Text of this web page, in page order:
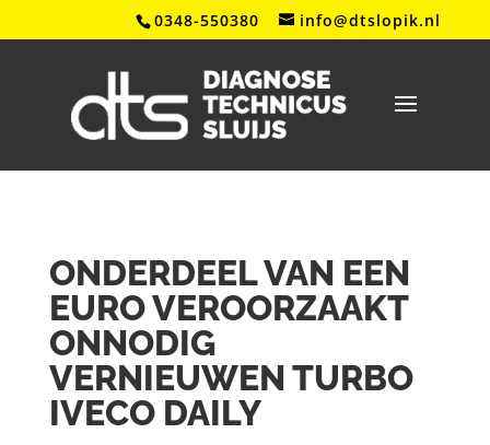
0348-550380 info@dtslopik.nl
ONDERDEEL VAN EEN
EURO VEROORZAAKT
ONNODIG
VERNIEUWEN TURBO
IVECO DAILY